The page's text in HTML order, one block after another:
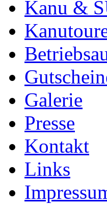
Kanu &
Galerie
Presse
Kontakt
Links